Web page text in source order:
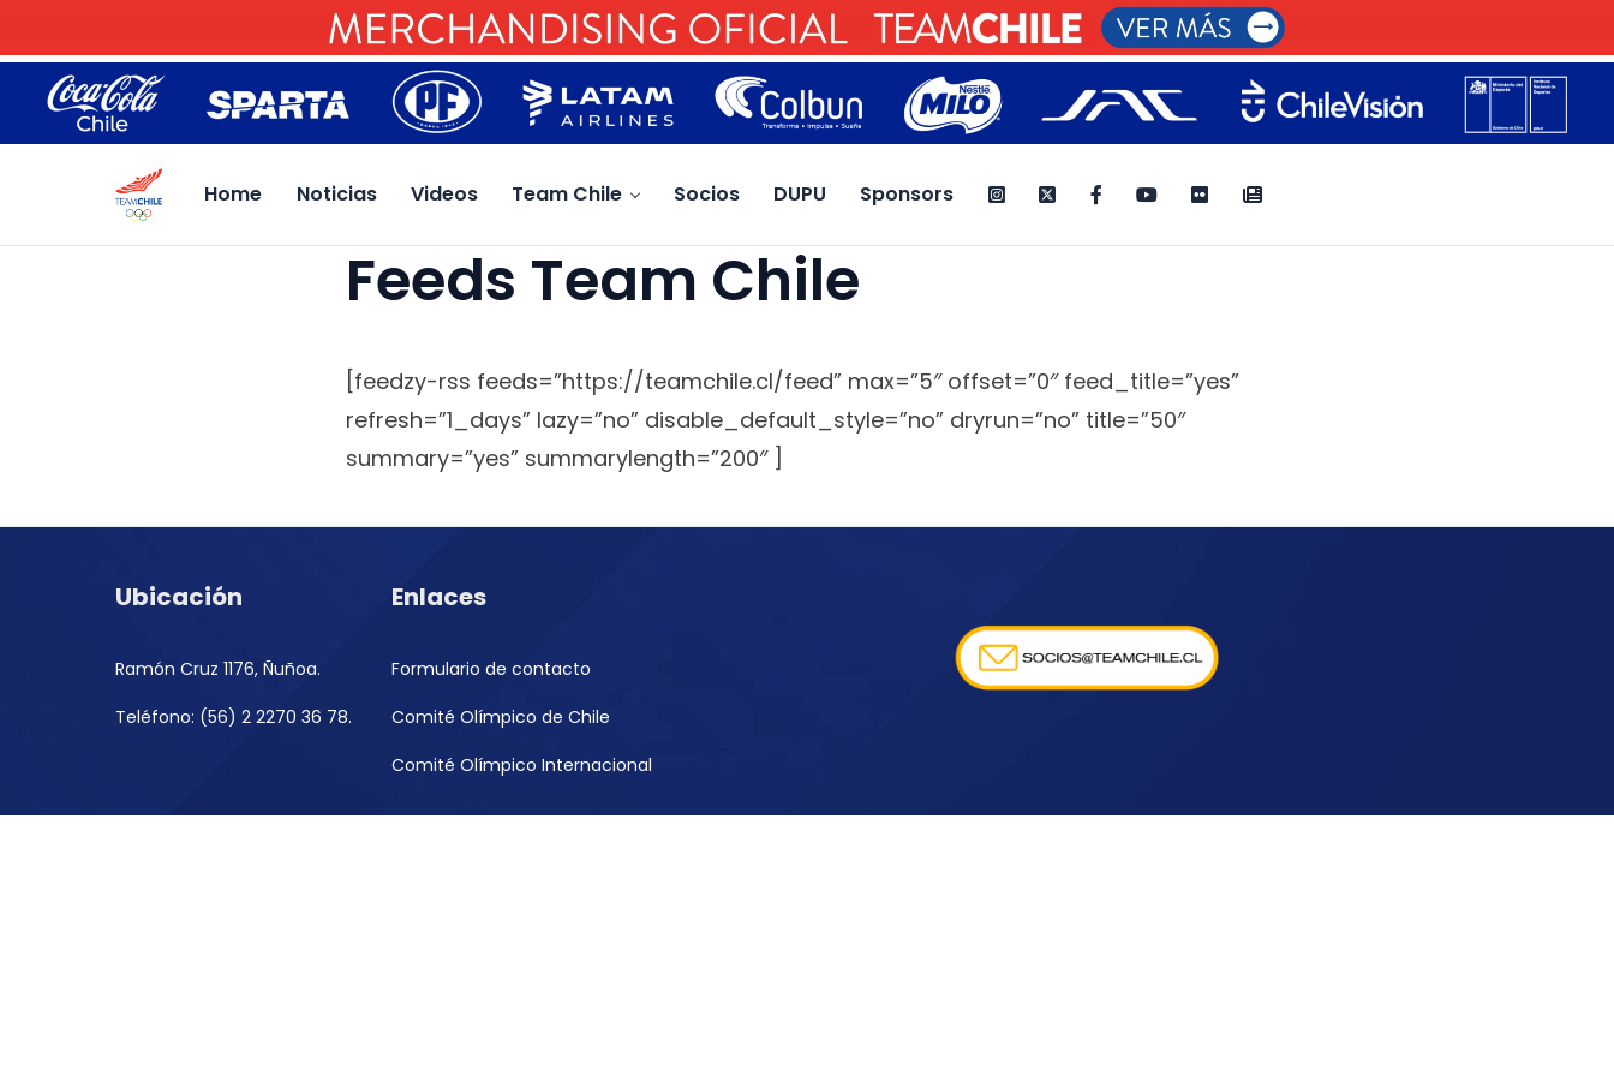
Home Noticias Videos Team Chile Socios DUPU Sponsors
Feeds Team Chile
[feedzy-rss feeds=”https://teamchile.cl/feed” max=”5″ offset=”0″ feed_title=”yes”
refresh=”1_days” lazy=”no” disable_default_style=”no” dryrun=”no” title=”50″
summary=”yes” summarylength=”200″ ]
Ubicación
Ramón Cruz 1176, Ñuñoa.
Teléfono: (56) 2 2270 36 78.
Enlaces
Formulario de contacto
Comité Olímpico de Chile
Comité Olímpico Internacional